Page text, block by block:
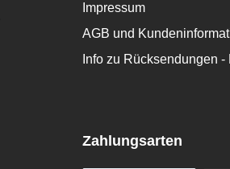
Impressum
AGB und
Info zu Rücksendungen -
Zahlungsarten